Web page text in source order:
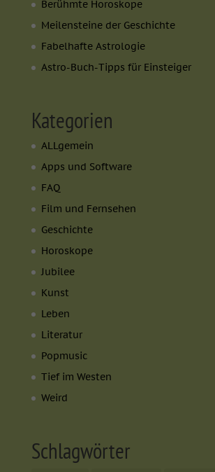
Berühmte Horoskope
Meilensteine der Geschichte
Fabelhafte Astrologie
Astro-Buch-Tipps für Einsteiger
Kategorien
ALLgemein
Apps und Software
FAQ
Film und Fernsehen
Geschichte
Horoskope
Jubilee
Kunst
Leben
Literatur
Popmusic
Tief im Westen
Weird
Schlagwörter